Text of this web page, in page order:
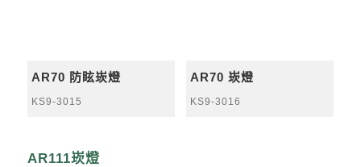
AR70 防眩崁燈
KS9-3015
AR70 崁燈
KS9-3016
AR111崁燈